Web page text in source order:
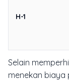
H-1
Selain
menekan biaya